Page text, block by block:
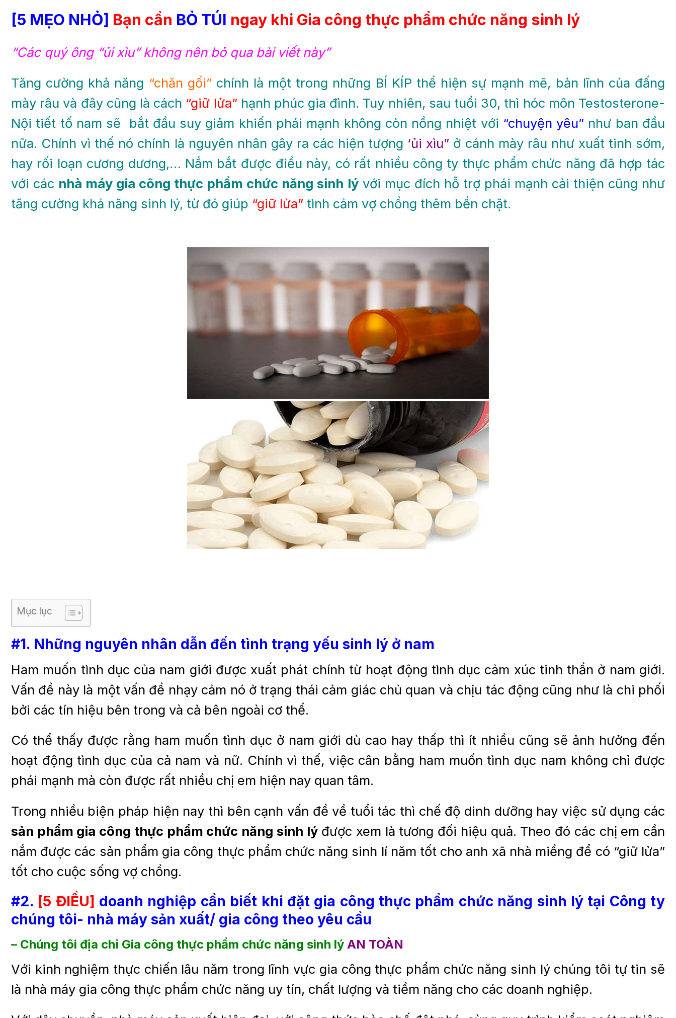
[5 MẸO NHỎ] Bạn cần BỎ TÚI ngay khi Gia công thực phẩm chức năng sinh lý
“Các quý ông “ủi xìu” không nên bỏ qua bài viết này”
Tăng cường khả năng “chăn gối”chính là một trong những BÍ KÍP thể hiện sự mạnh mẽ, bản lĩnh của đấng
mày râu và đây cũng là cách “giữ lửa”hạnh phúc gia đình. Tuy nhiên, sau tuổi 30, thì hóc môn Testosterone-
Nội tiết tố nam sẽ bắt đầu suy giảm khiến phái mạnh không còn nồng nhiệt với “chuyện yêu” như ban đầu
nữa. Chính vì thế nó chính là nguyên nhân gây ra các hiện tượng ‘ủi xìu” ở cánh mày râu như xuất tinh sớm,
hay rối loạn cương dương,… Nắm bắt được điều này, có rất nhiều công ty thực phẩm chức năng đã hợp tác
với các nhà máy gia công thực phẩm chức năng sinh lývới mục đích hỗ trợ phái mạnh cải thiện cũng như
tăng cường khả năng sinh lý, từ đó giúp “giữ lửa” tình cảm vợ chồng thêm bền chặt.
Mục lục
#1. Những nguyên nhân dẫn đến tình trạng yếu sinh lý ở nam
Ham muốn tình dục của nam giới được xuất phát chính từ hoạt động tình dục cảm xúc tinh thần ở nam giới.
Vấn đề này là một vấn đề nhạy cảm nó ở trạng thái cảm giác chủ quan và chịu tác động cũng như là chi phối
bởi các tín hiệu bên trong và cả bên ngoài cơ thể.
Có thể thấy được rằng ham muốn tình dục ở nam giới dù cao hay thấp thì ít nhiều cũng sẽ ảnh hưởng đến
hoạt động tình dục của cả nam và nữ. Chính vì thế, việc cân bằng ham muốn tình dục nam không chỉ được
phái mạnh mà còn được rất nhiều chị em hiện nay quan tâm.
Trong nhiều biện pháp hiện nay thì bên cạnh vấn đề về tuổi tác thì chế độ dinh dưỡng hay việc sử dụng các
sản phẩm gia công thực phẩm chức năng sinh lýđược xem là tương đối hiệu quả. Theo đó các chị em cần
nắm được các sản phẩm gia công thực phẩm chức năng sinh lí năm tốt cho anh xã nhà miềng để có “giữ lửa”
tốt cho cuộc sống vợ chồng.
#2. [5 ĐIỀU] doanh nghiệp cần biết khi đặt gia công thực phẩm chức năng sinh lýtại Công ty
chúng tôi- nhà máy sản xuất/ gia công theo yêu cầu
– Chúng tôi địa chỉ Gia công thực phẩm chức năng sinh lý AN TOÀN
Với kinh nghiệm thực chiến lâu năm trong lĩnh vực gia công thực phẩm chức năng sinh lý chúng tôi tự tin sẽ
là nhà máy gia công thực phẩm chức năng uy tín, chất lượng và tiềm năng cho các doanh nghiệp.